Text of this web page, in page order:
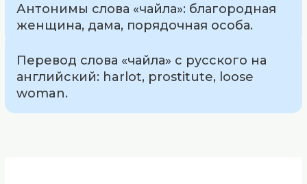
Антонимы слова «чайла»: благородная
женщина, дама, порядочная особа.
Перевод слова «чайла» с русского на
английский: harlot, prostitute, loose
woman.